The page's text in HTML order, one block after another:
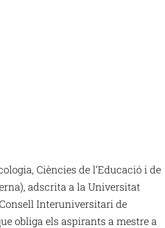
Ciències de l’Educació i de
adscrita a la Universitat
Interuniversitari de
obliga els aspirants a mestre a